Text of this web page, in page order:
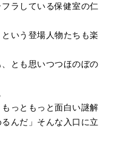
ラしている保健室の仁
いう登場人物たちも楽
とも思いつつほのぼの
っともっと面白い謎解
んだ」そんな入口に立